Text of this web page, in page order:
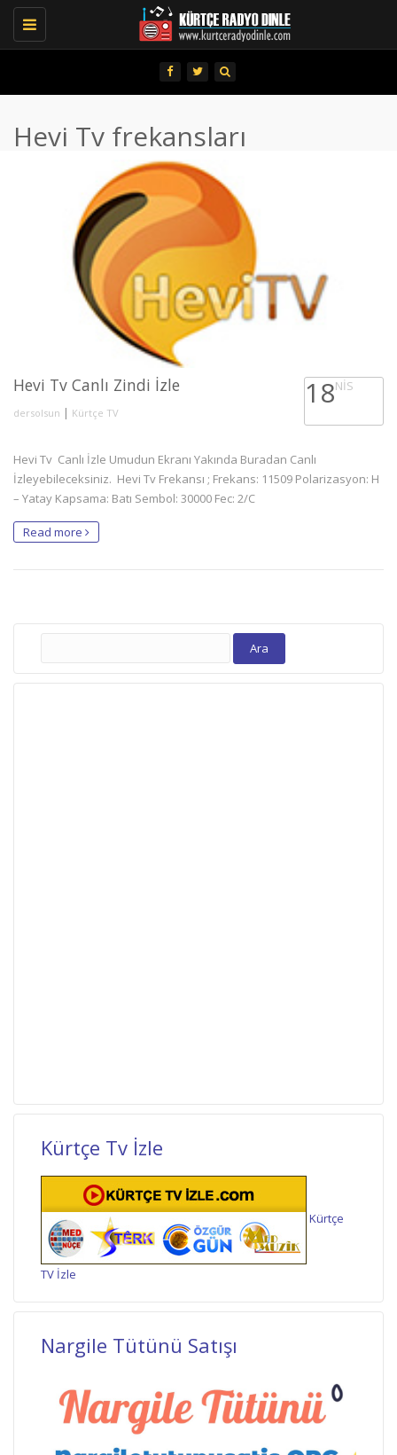
Toggle
navigation
Hevi Tv frekansları
Hevi Tv Canlı Zindi İzle
dersolsun | Kürtçe TV
18NIS
Hevi Tv Canlı İzle Umudun Ekranı Yakında Buradan Canlı
İzleyebileceksiniz. Hevi Tv Frekansı ; Frekans: 11509 Polarizasyon: H
– Yatay Kapsama: Batı Sembol: 30000 Fec: 2/C
Read more
Arama:
Kürtçe Tv İzle
Kürtçe
TV İzle
Nargile Tütünü Satışı